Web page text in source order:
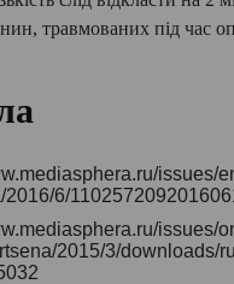
травмованих під час
issues/
2016/6/
issues/
2015/3/downloads/